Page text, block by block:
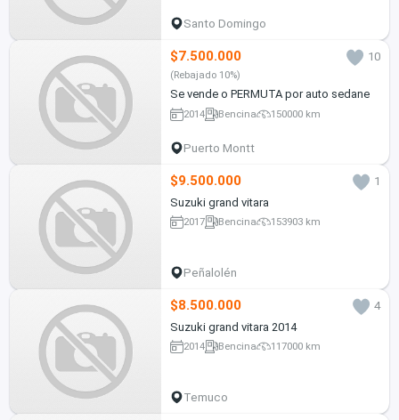
Santo Domingo
$7.500.000 10
(Rebajado 10%)
Se vende o PERMUTA por auto sedane
2014 Bencina 150000 km
Puerto Montt
$9.500.000
1
Suzuki grand vitara
2017 Bencina 153903 km
Peñalolén
$8.500.000
4
Suzuki grand vitara 2014
2014 Bencina 117000 km
Temuco